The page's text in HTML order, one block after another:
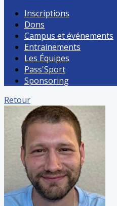
Inscriptions
Dons
Campus et événements
Entrainements
Les Équipes
Pass'Sport
Sponsoring
Retour